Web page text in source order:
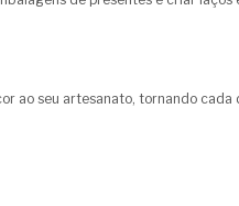
ao seu artesanato, tornando